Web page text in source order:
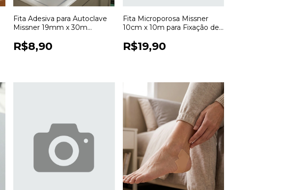
Fita Adesiva para Autoclave
Missner 19mm x 30m
R$8,90
Fita Microporosa Missner
10cm x 10m para Fixação de
R$19,90